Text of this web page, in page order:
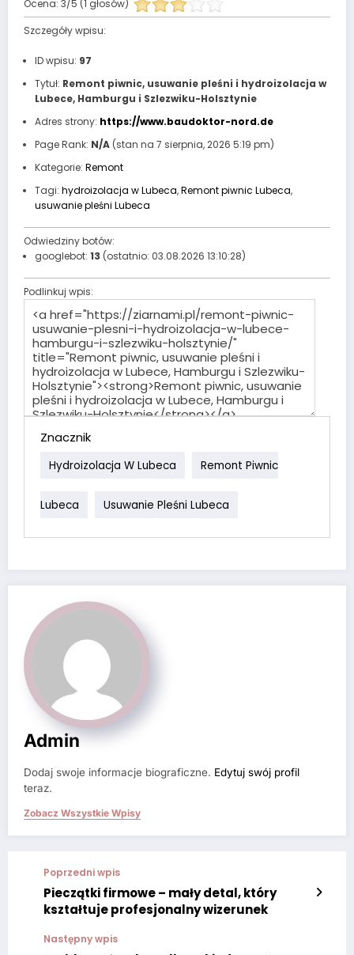
Ocena: 3/5 (1 głosów)
Szczegóły wpisu:
ID wpisu: 97
Tytuł: Remont piwnic, usuwanie pleśni i hydroizolacja w
Lubece, Hamburgu i Szlezwiku-Holsztynie
Adres strony: https://www.baudoktor-nord.de
Page Rank: N/A(stan na 7 sierpnia, 2026 5:19 pm)
Kategorie: Remont
Tagi: hydroizolacja w Lubeca,Remont piwnic Lubeca,
usuwanie pleśni Lubeca
Odwiedziny botów:
googlebot: 13 (ostatnio: 03.08.2026 13:10:28)
Podlinkuj wpis:
Znacznik
Hydroizolacja W Lubeca Remont Piwnic
Lubeca Usuwanie Pleśni Lubeca
Admin
Dodaj swoje informacje biograficzne. Edytuj swój profil
teraz.
Zobacz Wszystkie Wpisy
Poprzedni wpis
Pieczątki firmowe – mały detal, który
kształtuje profesjonalny wizerunek
Następny wpis